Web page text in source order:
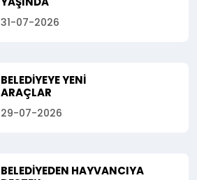
31-07-2026
BELEDİYEYE YENİ
ARAÇLAR
29-07-2026
BELEDİYEDEN HAYVANCIYA